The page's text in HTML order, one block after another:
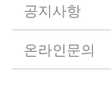
공지사항
온라인문의